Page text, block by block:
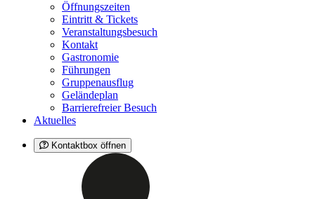
Öffnungszeiten
Eintritt & Tickets
Veranstaltungsbesuch
Kontakt
Gastronomie
Führungen
Gruppenausflug
Geländeplan
Barrierefreier Besuch
Aktuelles
Kontaktbox öffnen